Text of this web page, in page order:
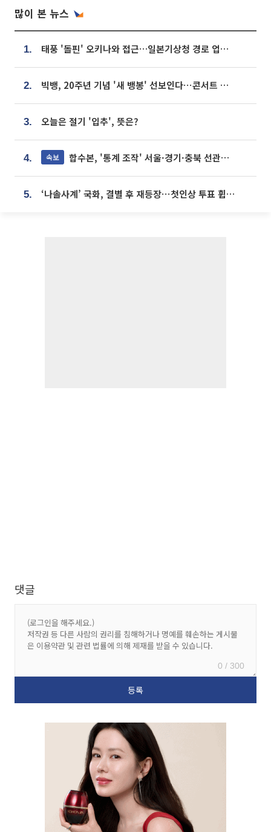
많이 본 뉴스
1. 태풍 '돌핀' 오키나와 접근…일본기상청 경로 업데이트
2. 빅뱅, 20주년 기념 '새 뱅봉' 선보인다⋯콘서트 앞두고 팝업 개최
3. 오늘은 절기 '입추', 뜻은?
4. 속보 합수본, '통계 조작' 서울·경기·충북 선관위 등 추가 압수수색
5. ‘나솔사계’ 국화, 결별 후 재등장⋯첫인상 투표 휩쓸고 ‘인기녀’ 등극
댓글
0 / 300